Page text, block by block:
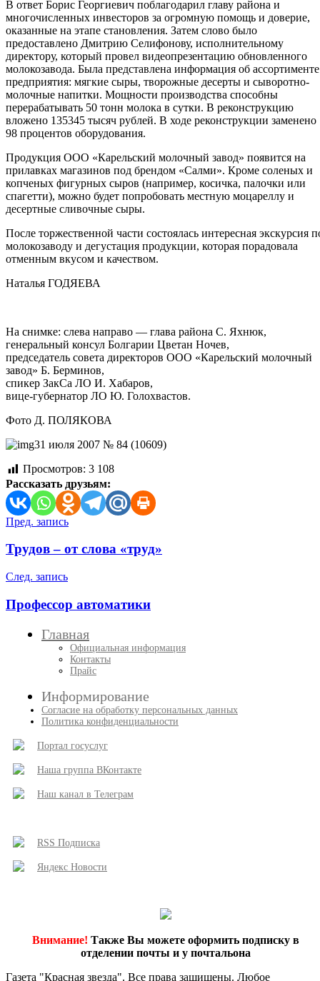
В ответ Борис Георгиевич поблагодарил главу района и
многочисленных инвесторов за огромную помощь и доверие,
оказанные на этапе становления. Затем слово было
предоставлено Дмитрию Селифонову, исполнительному
директору, который провел видеопрезентацию обновленного
молокозавода. Была представлена информация об ассортименте
предприятия: мягкие сыры, творожные десерты и сыворотно-
молочные напитки. Мощности производства способны
перерабатывать 50 тонн молока в сутки. В реконструкцию
вложено 135345 тысяч рублей. В ходе реконструкции заменено
98 процентов оборудования.
Продукция ООО «Карельский молочный завод» появится на
прилавках магазинов под брендом «Салми». Кроме соленых и
копченых фигурных сыров (например, косичка, палочки или
спагетти), можно будет попробовать местную моцареллу и
десертные сливочные сыры.
После торжественной части состоялась интересная экскурсия
молокозаводу и дегустация продукции, которая порадовала
отменным вкусом и качеством.
Наталья ГОДЯЕВА
На снимке: слева направо — глава района С. Яхнюк,
генеральный консул Болгарии Цветан Ночев,
председатель совета директоров ООО «Карельский молочный
завод» Б. Берминов,
спикер ЗакСа ЛО И. Хабаров,
вице-губернатор ЛО Ю. Голохвастов.
Фото Д. ПОЛЯКОВА
31 июля 2007 № 84 (10609)
Просмотров: 3 108
Рассказать друзьям:
Навигация
по
записям
Пред. запись
Трудов – от слова «труд»
След. запись
Профессор автоматики
Главная
Официальная информация
Контакты
Прайс
Информирование
Согласие на обработку персональных данных
Политика конфиденциальности
Портал госуслуг
Наша группа ВКонтакте
Наш канал в Телеграм
RSS Подписка
Яндекс Новости
Внимание! Также Вы можете оформить подписку в
отделении почты и у почтальона
Газета "Красная звезда". Все права защищены. Любое